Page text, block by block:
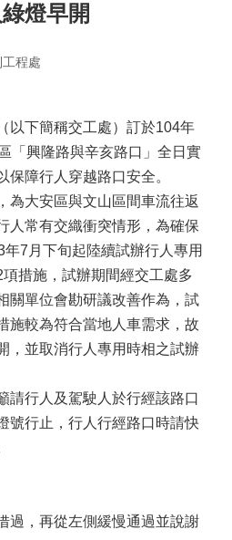
燈早開
程處
以下簡稱交工處）訂於104年
「興隆路與辛亥路口」全日實
保障行人穿越路口安全。
為大安區與文山區間車流往返
人常有交織衝突情形，為確保
7月下旬起陸續試辦行人專用
措施，試辦期間經交工處多
關單位會勘研議改善作為，試
施較為符合當地人車需求，故
，並取消行人專用時相之試辦
請行人及駕駛人於行經該路口
號行止，行人行經路口時請快
過，再從左側緩慢通過並說謝